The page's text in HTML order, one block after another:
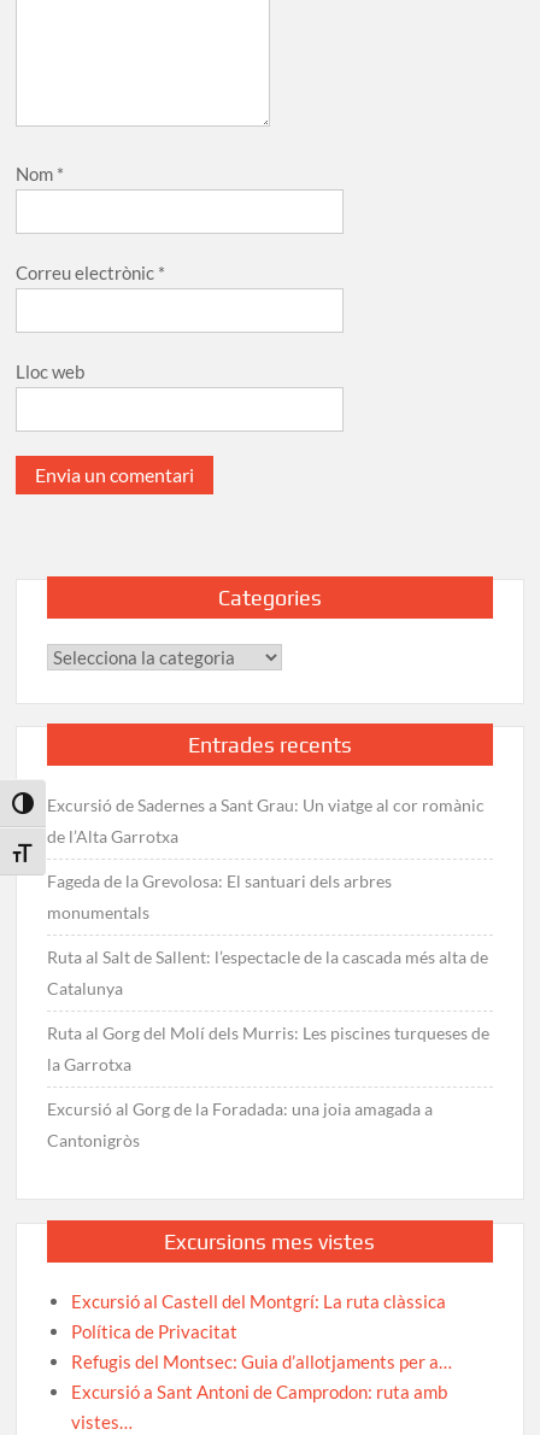
Toggle High Contrast
Toggle Font size
Nom *
Correu electrònic *
Lloc web
Categories
Categories
Entrades recents
Excursió de Sadernes a Sant Grau: Un viatge al cor romànic
de l’Alta Garrotxa
Fageda de la Grevolosa: El santuari dels arbres
monumentals
Ruta al Salt de Sallent: l’espectacle de la cascada més alta de
Catalunya
Ruta al Gorg del Molí dels Murris: Les piscines turqueses de
la Garrotxa
Excursió al Gorg de la Foradada: una joia amagada a
Cantonigròs
Excursions mes vistes
Excursió al Castell del Montgrí: La ruta clàssica
Política de Privacitat
Refugis del Montsec: Guia d’allotjaments per a…
Excursió a Sant Antoni de Camprodon: ruta amb
vistes…